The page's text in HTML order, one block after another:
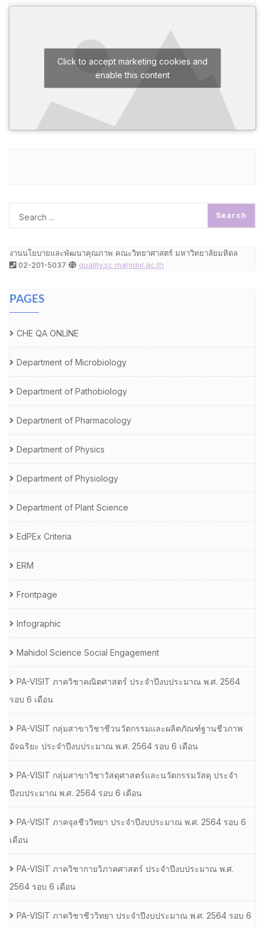
Click to accept marketing cookies and
enable this content
งานนโยบายและพัฒนาคุณภาพ คณะวิทยาศาสตร์ มหาวิทยาลัยมหิดล
02-201-5037
quality.sc.mahidol.ac.th
PAGES
CHE QA ONLINE
Department of Microbiology
Department of Pathobiology
Department of Pharmacology
Department of Physics
Department of Physiology
Department of Plant Science
EdPEx Criteria
ERM
Frontpage
Infographic
Mahidol Science Social Engagement
PA-VISIT ภาควิชาคณิตศาสตร์ ประจำปีงบประมาณ พ.ศ. 2564
รอบ 6 เดือน
PA-VISIT กลุ่มสาขาวิชาชีวนวัตกรรมและผลิตภัณฑ์ฐานชีวภาพ
อัจฉริยะ ประจำปีงบประมาณ พ.ศ. 2564 รอบ 6 เดือน
PA-VISIT กลุ่มสาขาวิชาวัสดุศาสตร์และนวัตกรรมวัสดุ ประจำ
ปีงบประมาณ พ.ศ. 2564 รอบ 6 เดือน
PA-VISIT ภาคจุลชีววิทยา ประจำปีงบประมาณ พ.ศ. 2564 รอบ 6
เดือน
PA-VISIT ภาควิชากายวิภาคศาสตร์ ประจำปีงบประมาณ พ.ศ.
2564 รอบ 6 เดือน
PA-VISIT ภาควิชาชีววิทยา ประจำปีงบประมาณ พ.ศ. 2564 รอบ 6